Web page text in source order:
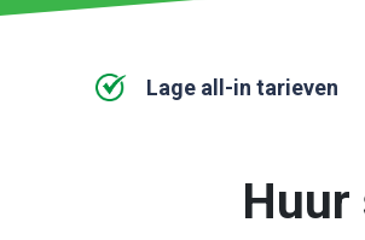
Lage all-in tarieven
Huur